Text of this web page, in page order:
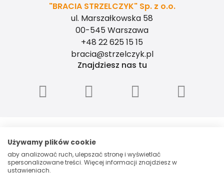
"BRACIA STRZELCZYK" Sp. z o.o.
ul. Marszałkowska 58
00-545 Warszawa
+48 22 625 15 15
bracia@strzelczyk.pl
Znajdziesz nas tu
OGRANICZONĄ ODPOWIEDZIALNOŚCIĄ, ul.
Marszałkowska 58, 00-545 Warszawa, NIP:
5260006048, Spółka zarejestrowana przez
Sąd Rejonowy dla m.st. Warszawy w
Używamy plików cookie
aby analizować ruch, ulepszać stronę i wyświetlać
spersonalizowane treści. Więcej informacji znajdziesz w
ustawieniach.